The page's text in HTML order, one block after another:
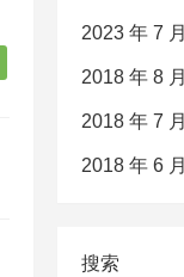
2023 年 7 月
2018 年 8 月
2018 年 7 月
2018 年 6 月
搜索